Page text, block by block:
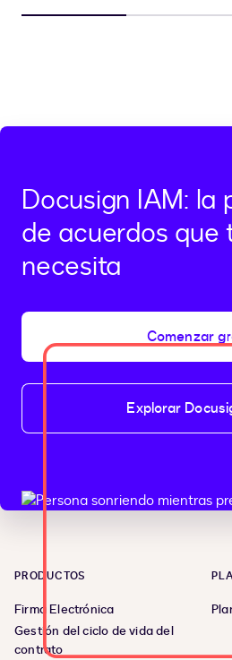
Docusign IAM: la
de acuerdos que
necesita
Comenzar
Explorar
PRODUCTOS
Firma Electrónica
Gestión del ciclo de vida del
contrato